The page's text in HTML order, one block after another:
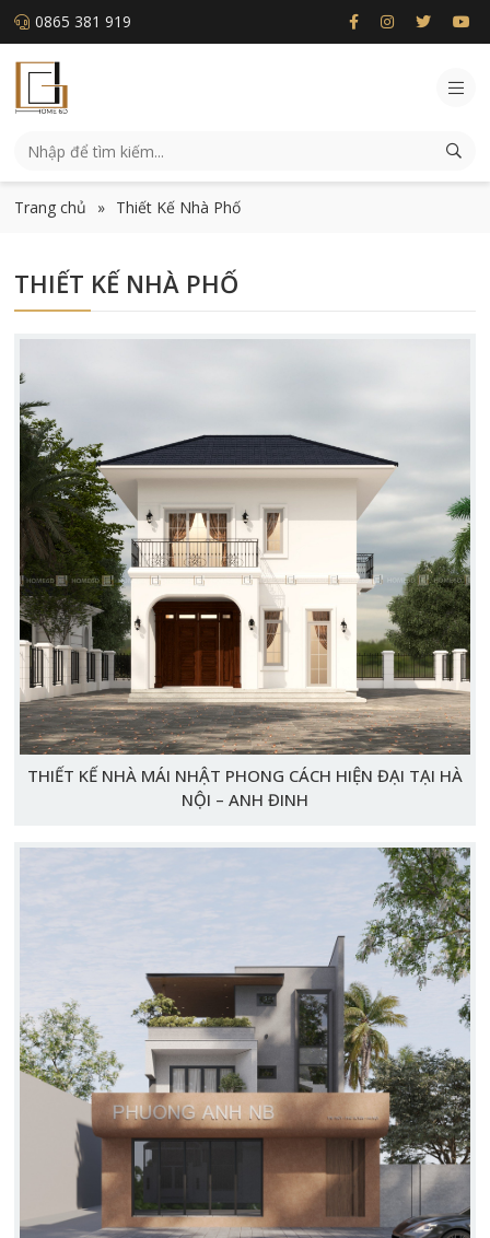
0865 381 919
Trang chủ » Thiết Kế Nhà Phố
THIẾT KẾ NHÀ PHỐ
THIẾT KẾ NHÀ MÁI NHẬT PHONG CÁCH HIỆN ĐẠI TẠI HÀ
NỘI – ANH ĐINH